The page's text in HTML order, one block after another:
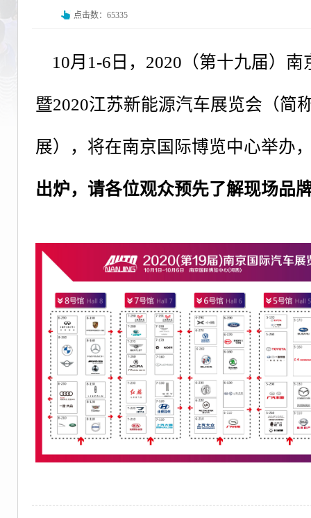
点击数：65335
10月1-6日，2020（第十九届）
暨2020江苏新能源汽车展览会（简
展），将在南京国际博览中心举办
出炉，请各位观众预先了解现场品